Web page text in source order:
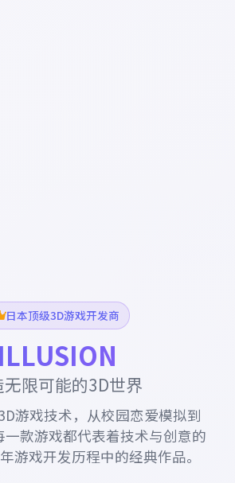
日本顶级3D游戏开发商
ILLUSION
无限可能的3D世界
游戏技术，从校园恋爱模拟到
一款游戏都代表着技术与创意的
游戏开发历程中的经典作品。